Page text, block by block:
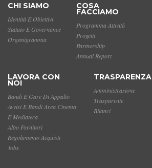
CHI SIAMO
Identità E Obiettivi
Statuto E Governance
Organigramma
COSA
FACCIAMO
Programma Attività
Progetti
Partnership
Annual Report
LAVORA CON
NOI
Bandi E Gare Di Appalto
Avvisi E Bandi Area Cinema
E Mediateca
Albo Fornitori
Regolamento Acquisti
Jobs
TRASPARENZA
Amministrazione
Trasparente
Bilanci